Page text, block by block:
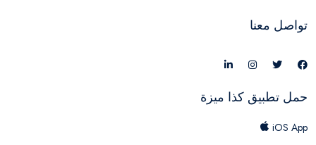
تواصل معنا
حمل تطبيق كذا ميزة
iOS App